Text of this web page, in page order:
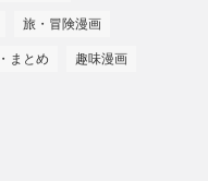
旅・冒険漫画
まとめ 趣味漫画